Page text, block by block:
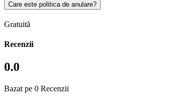
Care este politica de anulare?
Gratuită
Recenzii
0.0
Bazat pe 0 Recenzii